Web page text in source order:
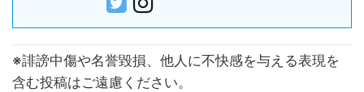
※誹謗中傷や名誉毀損、他人に不快感を与える表現を
含む投稿はご遠慮ください。